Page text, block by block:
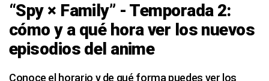
“Spy × Family” - Temporada 2:
cómo y a qué hora ver los nuevos
episodios del anime
Conoce el horario y de qué forma puedes ver los